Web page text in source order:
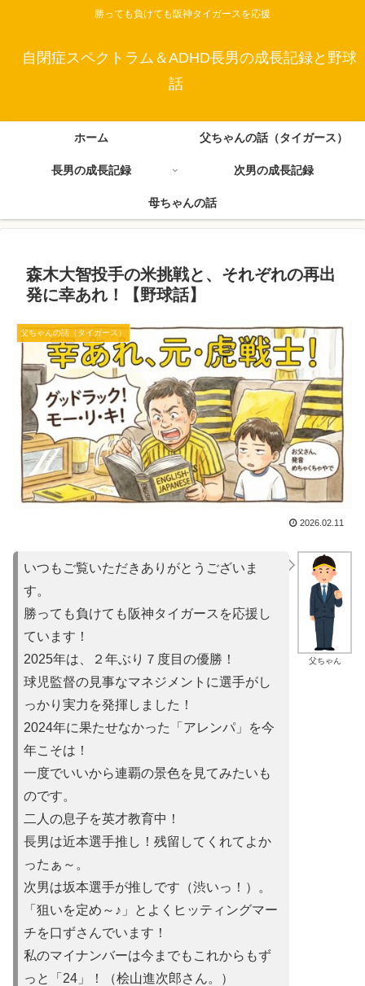
勝っても負けても阪神タイガースを応援
自閉症スペクトラム＆ADHD長男の成長記録と野球
話
ホーム 父ちゃんの話（タイガース）
長男の成長記録 次男の成長記録
母ちゃんの話
森木大智投手の米挑戦と、それぞれの再出
発に幸あれ！【野球話】
父ちゃんの話（タイガース）
2026.02.11
父ちゃん
いつもご覧いただきありがとうございま
す。
勝っても負けても阪神タイガースを応援し
ています！
2025年は、２年ぶり７度目の優勝！
球児監督の見事なマネジメントに選手がし
っかり実力を発揮しました！
2024年に果たせなかった「アレンパ」を今
年こそは！
一度でいいから連覇の景色を見てみたいも
のです。
二人の息子を英才教育中！
長男は近本選手推し！残留してくれてよか
ったぁ～。
次男は坂本選手が推しです（渋いっ！）。
「狙いを定め～♪」とよくヒッティングマー
チを口ずさんでいます！
私のマイナンバーは今までもこれからもず
っと「24」！（桧山進次郎さん。）